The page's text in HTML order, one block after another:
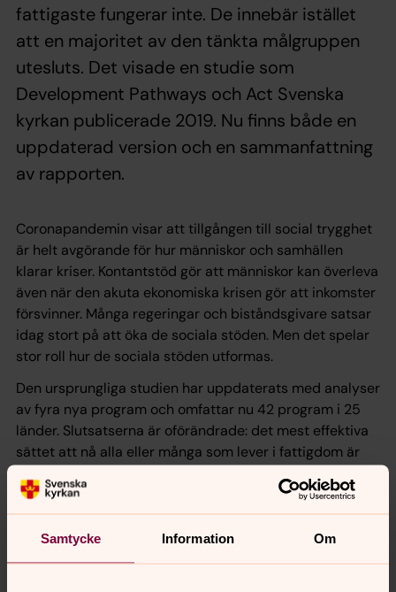
Samtycke Information Om
fattigaste fungerar inte. De innebär istället
att en majoritet av den tänkta målgruppen
utesluts. Det visade en studie som
Development Pathways och Act Svenska
kyrkan publicerade 2019. Nu finns både en
uppdaterad version och en sammanfattning
av rapporten.
Coronapandemin visar att tillgången till social trygghet
är helt avgörande för hur människor och samhällen
klarar kriser. Kontantstöd gör att människor kan överleva
även när den akuta ekonomiska krisen gör att inkomster
försvinner. Många regeringar och biståndsgivare satsar
idag stort på att öka de sociala stöden. Men det spelar
stor roll hur de sociala stöden utformas.
Den ursprungliga studien har uppdaterats med analyser
av fyra nya program och omfattar nu 42 program i 25
länder. Slutsatserna är oförändrade: det mest effektiva
sättet att nå alla eller många som lever i fattigdom är
sociala trygghetssystem. Sådana trygghetssystem har
också lättare att få folkligt och politiskt stöd vilket gör
dem mer långsiktigt hållbara.
Läs kortversionen av studien Hit and miss: An